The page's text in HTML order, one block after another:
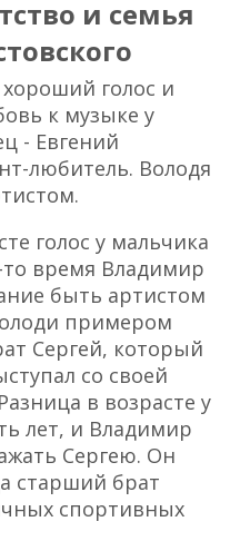
и семья
голос и
к музыке у
- Евгений
любитель. Володя
голос у мальчика
то время Владимир
быть артистом
примером
Сергей, который
со своей
в возрасте у
лет, и Владимир
Сергею. Он
старший брат
спортивных